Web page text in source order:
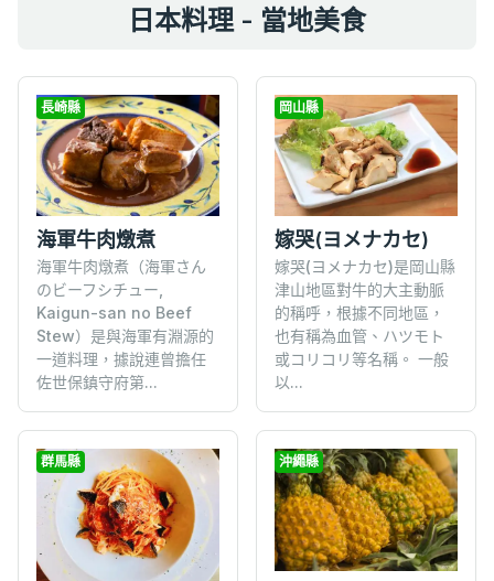
日本料理 - 當地美食
長崎縣
海軍牛肉燉煮
海軍牛肉燉煮（海軍さん
のビーフシチュー,
Kaigun-san no Beef
Stew）是與海軍有淵源的
一道料理，據說連曾擔任
佐世保鎮守府第...
岡山縣
嫁哭(ヨメナカセ)
嫁哭(ヨメナカセ)是岡山縣
津山地區對牛的大主動脈
的稱呼，根據不同地區，
也有稱為血管、ハツモト
或コリコリ等名稱。 一般
以...
群馬縣 沖繩縣